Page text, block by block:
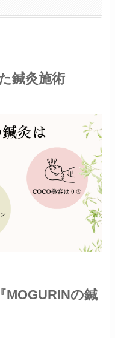
鍼灸施術
MOGURINの鍼